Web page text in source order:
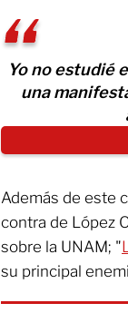
Yo no estudié
una
Además de este
contra de López
sobre la UNAM; "
su principal